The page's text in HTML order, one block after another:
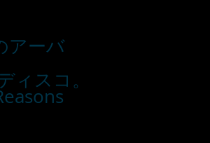
アーバ
ィスコ。